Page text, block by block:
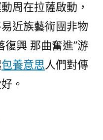
介
約
包
養
網
周在拉薩啟動，
近族藝術團非物
復興 那曲奮進”游
包養意思 人們對傳
。